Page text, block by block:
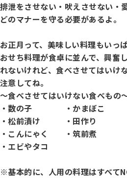
犬種別犬籍登録頭数
長寿犬表彰について
災害救助犬の育成
ジャックブログ
人工授精について
子犬を繁殖した方へ 〜 子犬の正
血統証明書・よくあるご質問
IGP
BH
ドッグダンス
トリミング競技会
排泄をさせない・吠えさせない
どのマナーを守る必要があるよ。
お正月って、美味しい料理もいっ
おせち料理が食卓に並んで、興奮
れないけれど、食べさせてはいけ
注意してね。
～食べさせてはいけない食べもの
・数の子 ・かまぼ
・松前漬け ・田作り
・こんにゃく ・筑前煮
・エビやタコ
※基本的に、人用の料理はすべて